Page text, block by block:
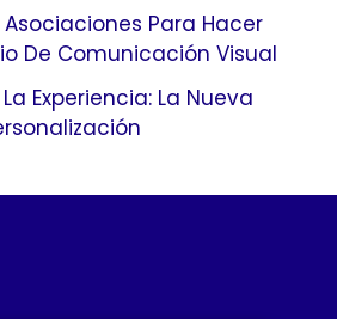
Asociaciones Para Hacer
De Comunicación Visual
Experiencia: La Nueva